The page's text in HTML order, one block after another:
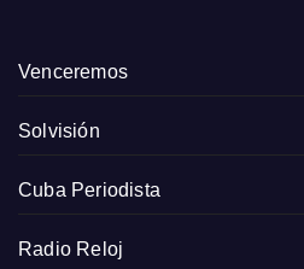
Venceremos
Solvisión
Cuba Periodista
Radio Reloj